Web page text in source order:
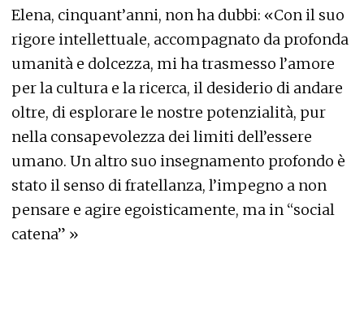
Elena, cinquant’anni, non ha dubbi: «Con il suo
rigore intellettuale, accompagnato da profonda
umanità e dolcezza, mi ha trasmesso l’amore
per la cultura e la ricerca, il desiderio di andare
oltre, di esplorare le nostre potenzialità, pur
nella consapevolezza dei limiti dell’essere
umano. Un altro suo insegnamento profondo è
stato il senso di fratellanza, l’impegno a non
pensare e agire egoisticamente, ma in “social
catena” »